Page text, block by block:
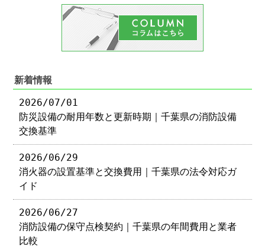
新着情報
2026/07/01
防災設備の耐用年数と更新時期｜千葉県の消防設備
交換基準
2026/06/29
消火器の設置基準と交換費用｜千葉県の法令対応ガ
イド
2026/06/27
消防設備の保守点検契約｜千葉県の年間費用と業者
比較